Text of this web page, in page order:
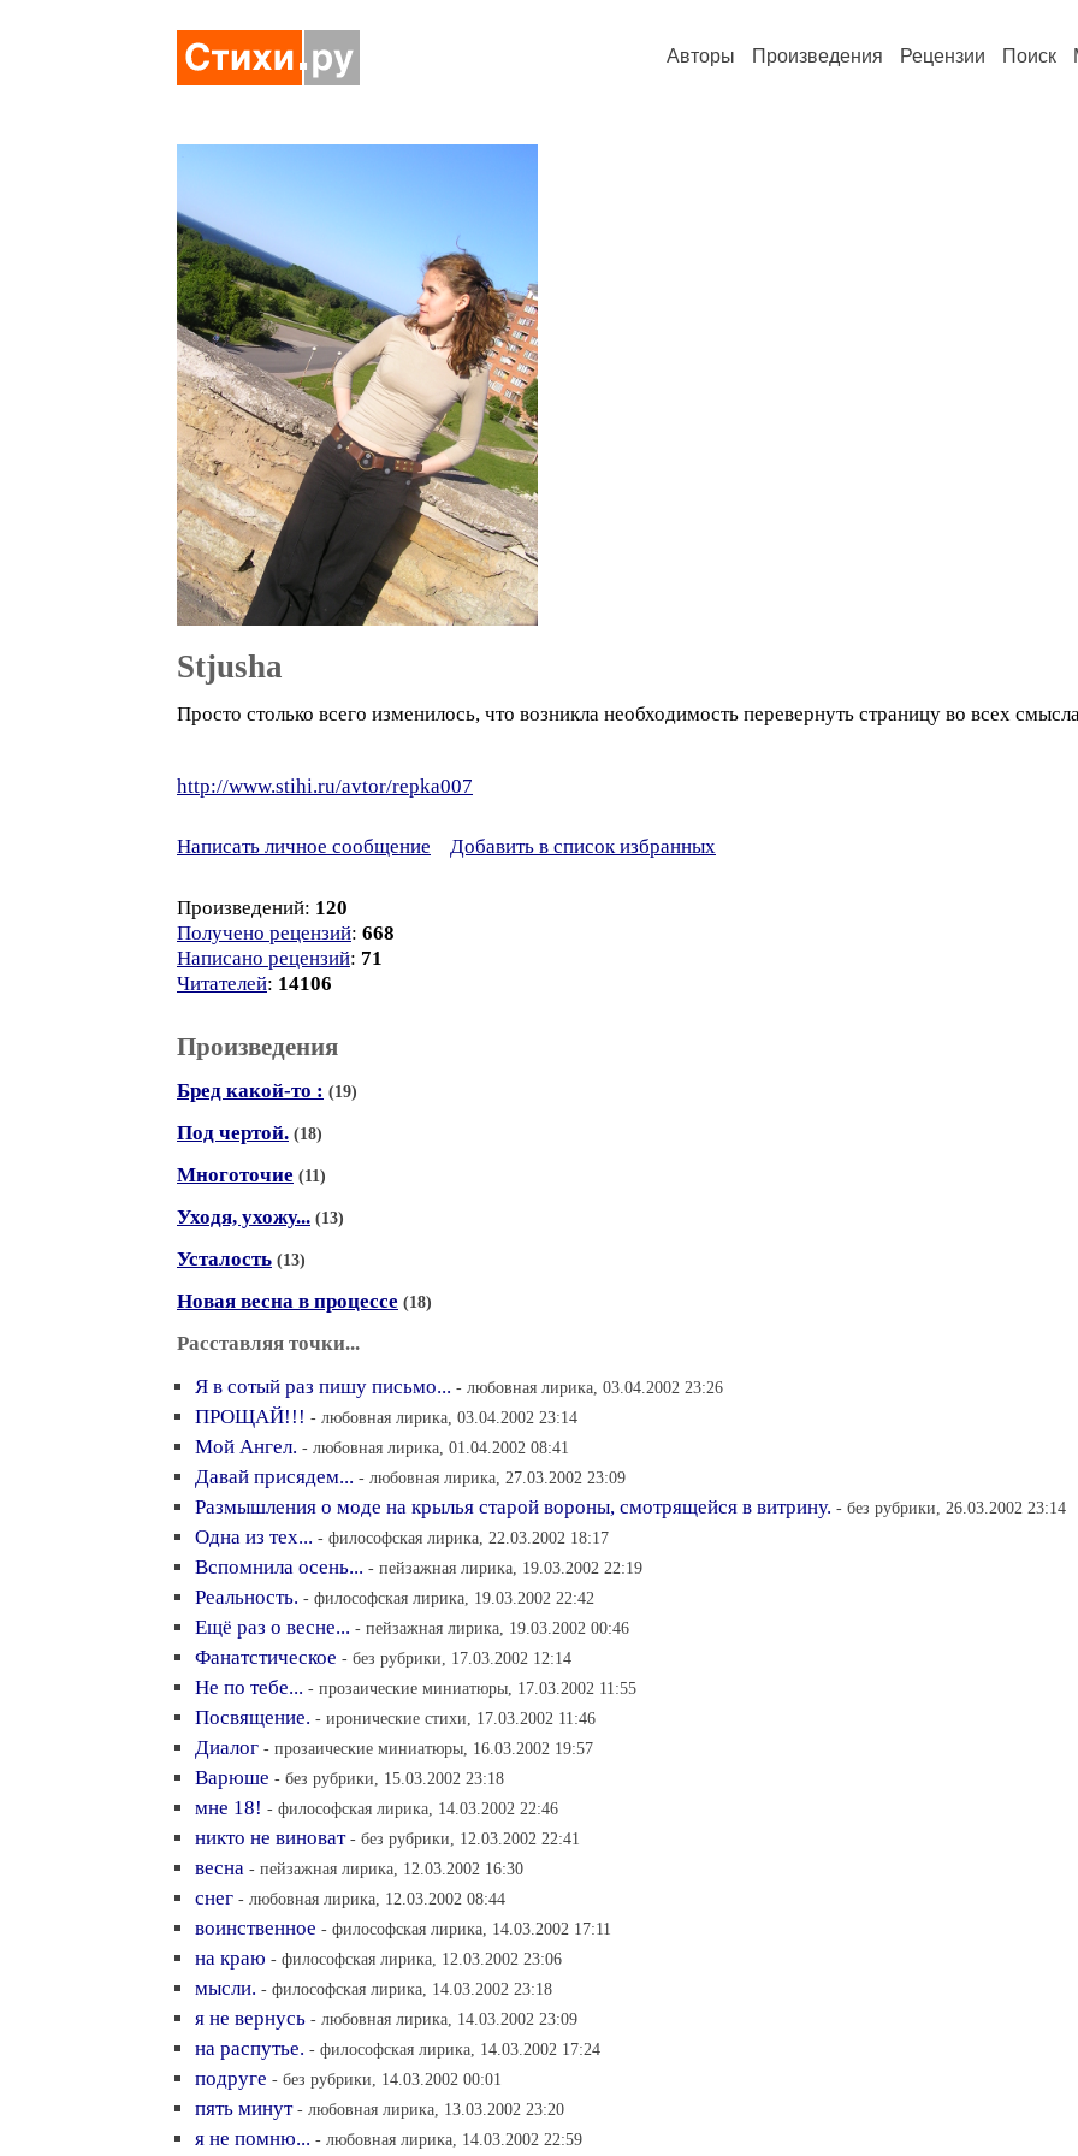
Авторы Произведения Рецензии Поиск
Stjusha
Просто столько всего изменилось, что возникла необходимость перевернуть страницу во всех
http://www.stihi.ru/avtor/repka007
Написать личное сообщение Добавить в список избранных
Произведений: 120
Получено рецензий: 668
Написано рецензий: 71
Читателей: 14106
Произведения
Бред какой-то : (19)
Под чертой. (18)
Многоточие (11)
Уходя, ухожу... (13)
Усталость (13)
Новая весна в процессе (18)
Расставляя точки...
Я в сотый раз пишу письмо... - любовная лирика, 03.04.2002 23:26
ПРОЩАЙ!!! - любовная лирика, 03.04.2002 23:14
Мой Ангел. - любовная лирика, 01.04.2002 08:41
Давай присядем... - любовная лирика, 27.03.2002 23:09
Размышления о моде на крылья старой вороны, смотрящейся в витрину. - без рубрики, 26.03.2002 23:14
Одна из тех... - философская лирика, 22.03.2002 18:17
Вспомнила осень... - пейзажная лирика, 19.03.2002 22:19
Реальность. - философская лирика, 19.03.2002 22:42
Ещё раз о весне... - пейзажная лирика, 19.03.2002 00:46
Фанатстическое - без рубрики, 17.03.2002 12:14
Не по тебе... - прозаические миниатюры, 17.03.2002 11:55
Посвящение. - иронические стихи, 17.03.2002 11:46
Диалог - прозаические миниатюры, 16.03.2002 19:57
Варюше - без рубрики, 15.03.2002 23:18
мне 18! - философская лирика, 14.03.2002 22:46
никто не виноват - без рубрики, 12.03.2002 22:41
весна - пейзажная лирика, 12.03.2002 16:30
снег - любовная лирика, 12.03.2002 08:44
воинственное - философская лирика, 14.03.2002 17:11
на краю - философская лирика, 12.03.2002 23:06
мысли. - философская лирика, 14.03.2002 23:18
я не вернусь - любовная лирика, 14.03.2002 23:09
на распутье. - философская лирика, 14.03.2002 17:24
подруге - без рубрики, 14.03.2002 00:01
пять минут - любовная лирика, 13.03.2002 23:20
я не помню... - любовная лирика, 14.03.2002 22:59